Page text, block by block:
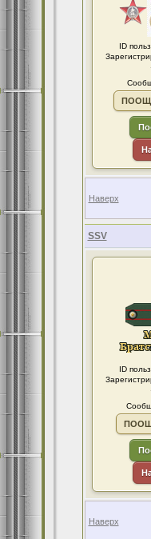
ID
Наверх
SSV
ID
Наверх